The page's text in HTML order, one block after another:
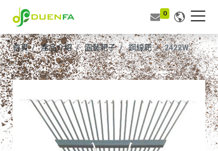
0
首頁 產品介紹 園藝耙子 鋼線耙 2422W